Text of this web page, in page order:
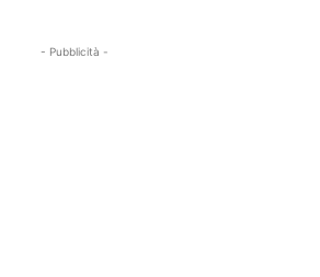
- Pubblicità -